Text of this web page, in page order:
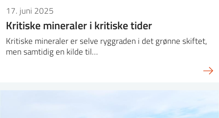
17. juni 2025
Kritiske mineraler i kritiske tider
Kritiske mineraler er selve ryggraden i det grønne skiftet,
men samtidig en kilde til…